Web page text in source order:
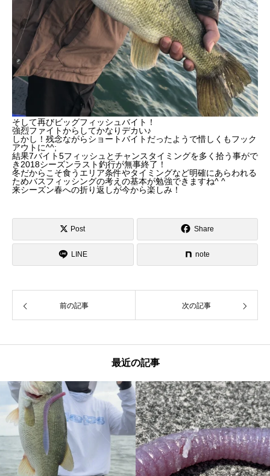
そして再びビッグフィッシュバイト！
強烈ファイトからしてかなりデカい♪
しかし！残念ながらショートバイトだったようで惜しくもフック
アウトに^^;
結果7バイト5フィッシュとチャンスタイミングを多く拾う事がで
き2018シーズンラスト釣行が無事終了！
冬だからこそ食うエリア条件やタイミングなど明確にあらわれる
ためバスフィッシングの考えの基本が勉強できますね^ ^
来シーズン春への折り返しが今から楽しみ！
Post Share
LINE note
前の記事 次の記事
最近の記事